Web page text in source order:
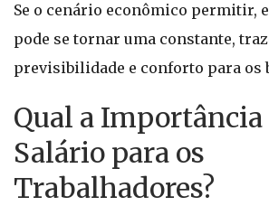
Se o cenário econômico permitir,
pode se tornar uma constante,
previsibilidade e conforto para os
Qual a Importância
Salário para os
Trabalhadores?